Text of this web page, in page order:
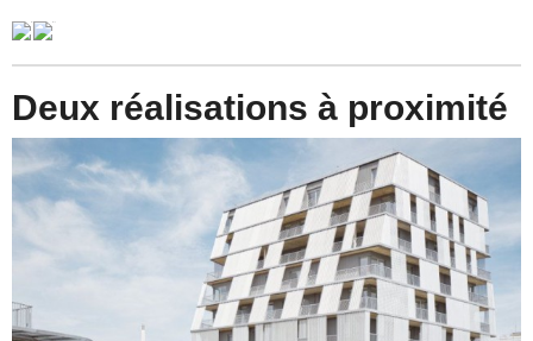
Deux réalisations à proximité